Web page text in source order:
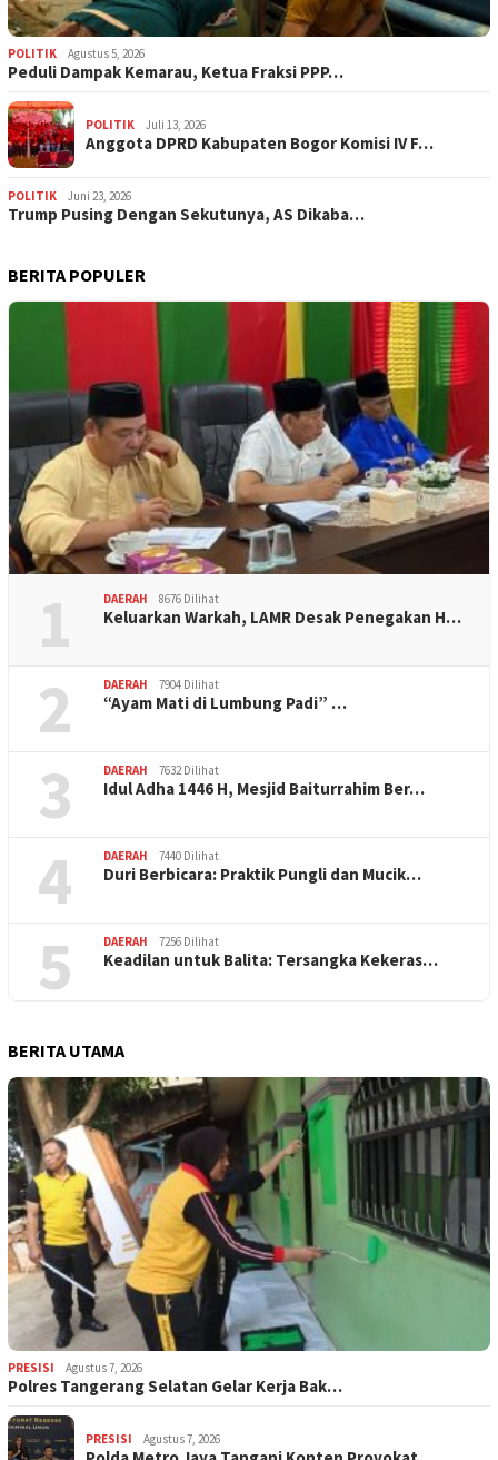
POLITIK Agustus 5, 2026
‎Peduli Dampak Kemarau, Ketua Fraksi PPP…
POLITIK Juli 13, 2026
Anggota DPRD Kabupaten Bogor Komisi IV F…
POLITIK Juni 23, 2026
Trump Pusing Dengan Sekutunya, AS Dikaba…
BERITA POPULER
1 DAERAH 8676 Dilihat
Keluarkan Warkah, LAMR Desak Penegakan H…
2 DAERAH 7904 Dilihat
“Ayam Mati di Lumbung Padi” …
3 DAERAH 7632 Dilihat
Idul Adha 1446 H, Mesjid Baiturrahim Ber…
4 DAERAH 7440 Dilihat
Duri Berbicara: Praktik Pungli dan Mucik…
5 DAERAH 7256 Dilihat
Keadilan untuk Balita: Tersangka Kekeras…
BERITA UTAMA
PRESISI Agustus 7, 2026
Polres Tangerang Selatan Gelar Kerja Bak…
PRESISI Agustus 7, 2026